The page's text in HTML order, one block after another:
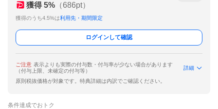
獲得 5% （686pt）
獲得のうち4.5%は利用先・期間限定
ログインして確認
ご注意 表示よりも実際の付与数・付与率が少ない場合があります
（付与上限、未確定の付与等）
詳細
原則税抜価格が対象です。特典詳細は内訳でご確認ください。
条件達成でおトク